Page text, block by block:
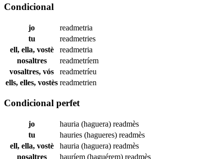
Condicional
jo
readmetria
tu
readmetries
ell, ella, vostè
readmetria
nosaltres
readmetríem
vosaltres, vós
readmetríeu
ells, elles, vostès readmetrien
Condicional perfet
jo hauria (haguera) readmès
tu
hauries (hagueres) readmès
ell, ella, vostè
hauria (haguera) readmès
nosaltres
hauríem (haguérem) readmès